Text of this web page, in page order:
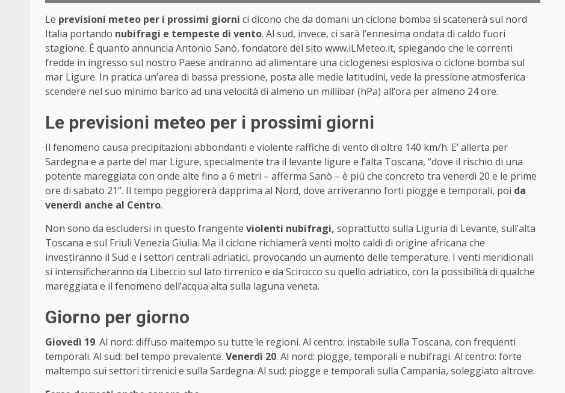
Le previsioni meteo per i prossimi giorni ci dicono che da domani un ciclone bomba si scatenerà sul nord
Italia portando nubifragi e tempeste di vento. Al sud, invece, ci sarà l’ennesima ondata di caldo fuori
stagione. È quanto annuncia Antonio Sanò, fondatore del sito www.iLMeteo.it, spiegando che le correnti
fredde in ingresso sul nostro Paese andranno ad alimentare una ciclogenesi esplosiva o ciclone bomba sul
mar Ligure. In pratica un’area di bassa pressione, posta alle medie latitudini, vede la pressione atmosferica
scendere nel suo minimo barico ad una velocità di almeno un millibar (hPa) all’ora per almeno 24 ore.
Le previsioni meteo per i prossimi giorni
Il fenomeno causa precipitazioni abbondanti e violente raffiche di vento di oltre 140 km/h. E’ allerta per
Sardegna e a parte del mar Ligure, specialmente tra il levante ligure e l’alta Toscana, “dove il rischio di una
potente mareggiata con onde alte fino a 6 metri – afferma Sanò – è più che concreto tra venerdì 20 e le prime
ore di sabato 21”. Il tempo peggiorerà dapprima al Nord, dove arriveranno forti piogge e temporali, poi da
venerdì anche al Centro.
Non sono da escludersi in questo frangente violenti nubifragi, soprattutto sulla Liguria di Levante, sull’alta
Toscana e sul Friuli Venezia Giulia. Ma il ciclone richiamerà venti molto caldi di origine africana che
investiranno il Sud e i settori centrali adriatici, provocando un aumento delle temperature. I venti meridionali
si intensificheranno da Libeccio sul lato tirrenico e da Scirocco su quello adriatico, con la possibilità di qualche
mareggiata e il fenomeno dell’acqua alta sulla laguna veneta.
Giorno per giorno
Giovedì 19. Al nord: diffuso maltempo su tutte le regioni. Al centro: instabile sulla Toscana, con frequenti
temporali. Al sud: bel tempo prevalente. Venerdì 20. Al nord: piogge, temporali e nubifragi. Al centro: forte
maltempo sui settori tirrenici e sulla Sardegna. Al sud: piogge e temporali sulla Campania, soleggiato altrove.